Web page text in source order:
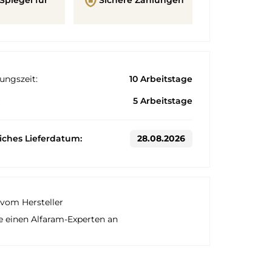
10 Arbeitstage
5 Arbeitstage
Lieferdatum: 28.08.2026
Hersteller
einen Alfaram-Experten an